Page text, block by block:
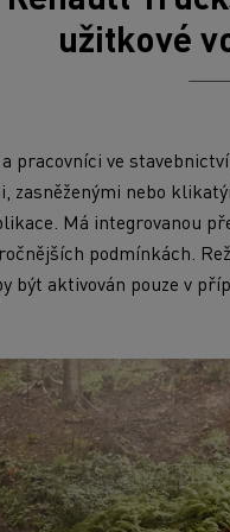
užitkové
pracovníci ve
zasněženými nebo
Má integrovanou
podmínkách.
být aktivován pouze v